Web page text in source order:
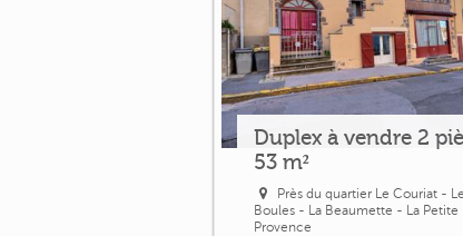
Duplex à vendre 2
53 m²
Près du quartier Le Couriat -
Boules - La Beaumette - La Petite
Provence